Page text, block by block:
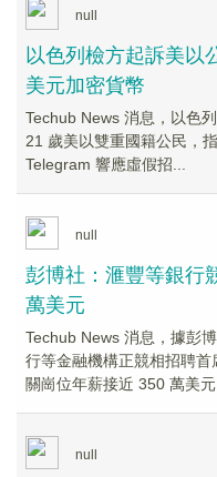
null
以色列檢方起訴美以
美元加密貨幣
Techub News 消息，以色
21 歲美以雙重國籍公民，
Telegram 響應虛假招...
null
彭博社：滙豐等銀行
萬美元
Techub News 消息，據彭
行等金融機構正競相招聘
關崗位年薪接近 350 萬美
null